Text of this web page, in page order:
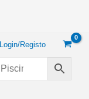
Login/Registo